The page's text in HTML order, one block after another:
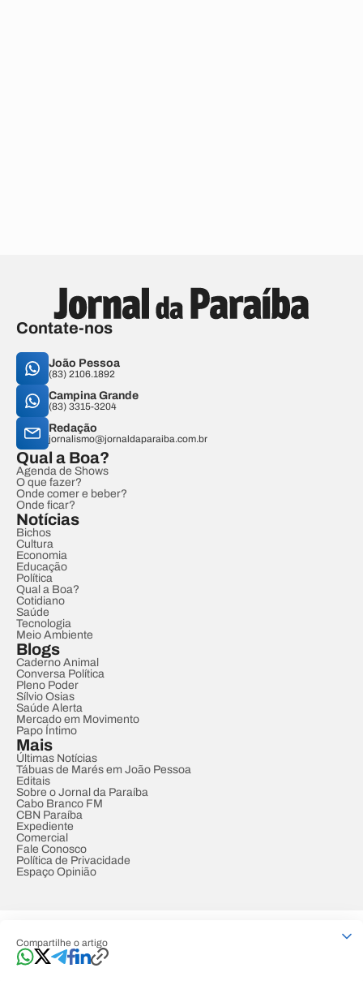
Compartilhe o artigo
Contate-nos
João Pessoa
(83) 2106.1892
Campina Grande
(83) 3315-3204
Redação
jornalismo@jornaldaparaiba.com.br
Qual a Boa?
Agenda de Shows
O que fazer?
Onde comer e beber?
Onde ficar?
Notícias
Bichos
Cultura
Economia
Educação
Política
Qual a Boa?
Cotidiano
Saúde
Tecnologia
Meio Ambiente
Blogs
Caderno Animal
Conversa Política
Pleno Poder
Sílvio Osias
Saúde Alerta
Mercado em Movimento
Papo Íntimo
Mais
Últimas Notícias
Tábuas de Marés em João Pessoa
Editais
Sobre o Jornal da Paraíba
Cabo Branco FM
CBN Paraíba
Expediente
Comercial
Fale Conosco
Política de Privacidade
Espaço Opinião
Developed by Designed by